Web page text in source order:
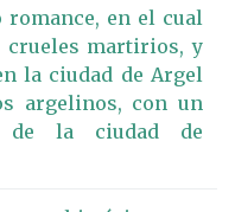
en el cual
crueles martirios, y
la ciudad de Argel
argelinos, con un
de la ciudad de